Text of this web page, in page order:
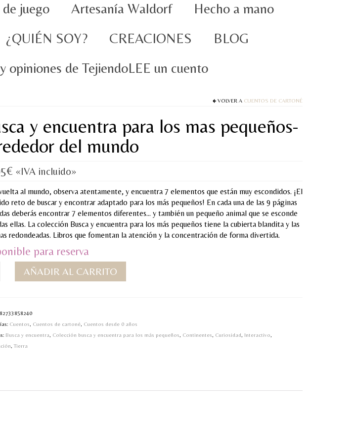
juego Artesanía Waldorf
Hecho a mano
¿QUIÉN SOY? CREACIONES
BLOG
opiniones de TejiendoLEE un cuento
VOLVER A CUENTOS DE CARTONÉ
y encuentra para los mas pequeños-
del mundo
€ «IVA incluido»
al mundo, observa atentamente, y encuentra 7 elementos que están muy escondidos. ¡El
reto de buscar y encontrar adaptado para los más pequeños! En cada una de las 9 páginas
deberás encontrar 7 elementos diferentes… y también un pequeño animal que se esconde
ellas. La colección Busca y encuentra para los más pequeños tiene la cubierta blandita y las
redondeadas. Libros que fomentan la atención y la concentración de forma divertida.
para reserva
AÑADIR AL CARRITO
Cuentos Cuentos de cartoné, Cuentos desde 0 años
Busca y encuentra Colección busca y encuentra para los más pequeños Continentes Curiosidad Interactivo
Tierra